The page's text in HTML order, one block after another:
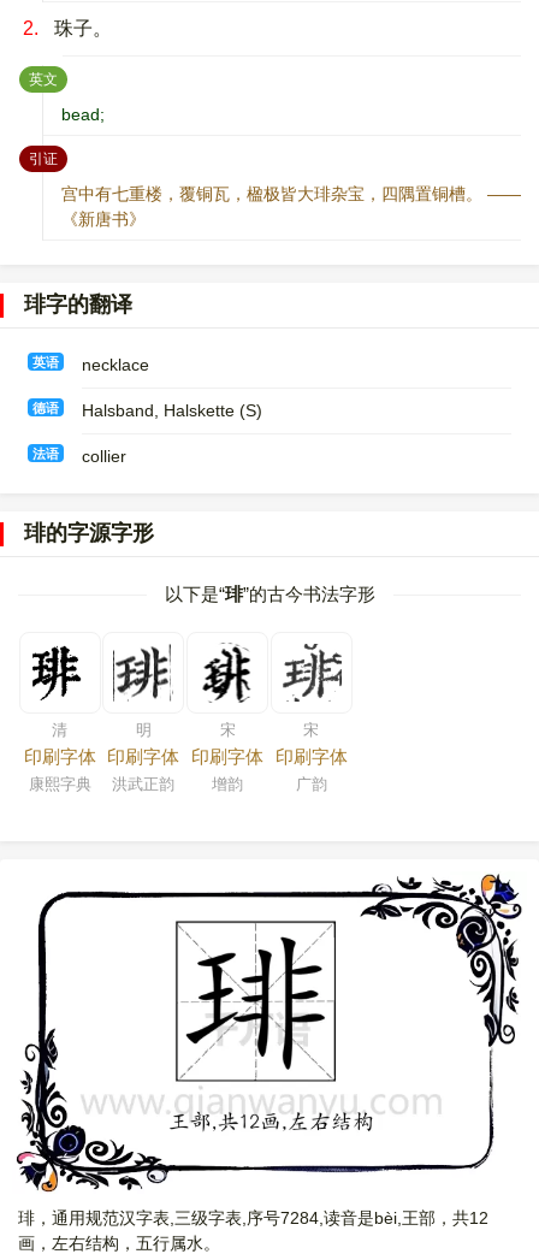
2. 珠子。
英文 ：
bead;
引证：
宫中有七重楼，覆铜瓦，楹极皆大琲杂宝，四隅置铜槽。 ——
《新唐书》
琲字的翻译
英语 necklace
德语 Halsband, Halskette (S)
法语 collier
琲的字源字形
以下是“琲”的古今书法字形
清
印刷字体
康熙字典
明
印刷字体
洪武正韵
宋
印刷字体
增韵
宋
印刷字体
广韵
琲，通用规范汉字表,三级字表,序号7284,读音是bèi,王部，共12
画，左右结构，五行属水。